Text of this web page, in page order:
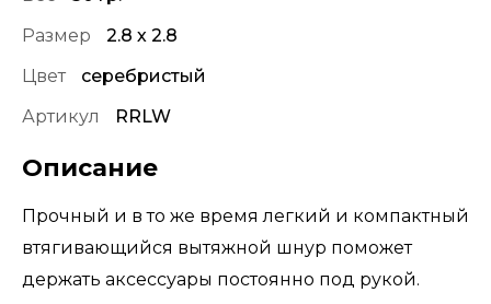
Размер
2.8 х 2.8
Цвет
серебристый
Артикул
RRLW
Описание
Прочный и в то же время легкий и компактный
втягивающийся вытяжной шнур поможет
держать аксессуары постоянно под рукой.